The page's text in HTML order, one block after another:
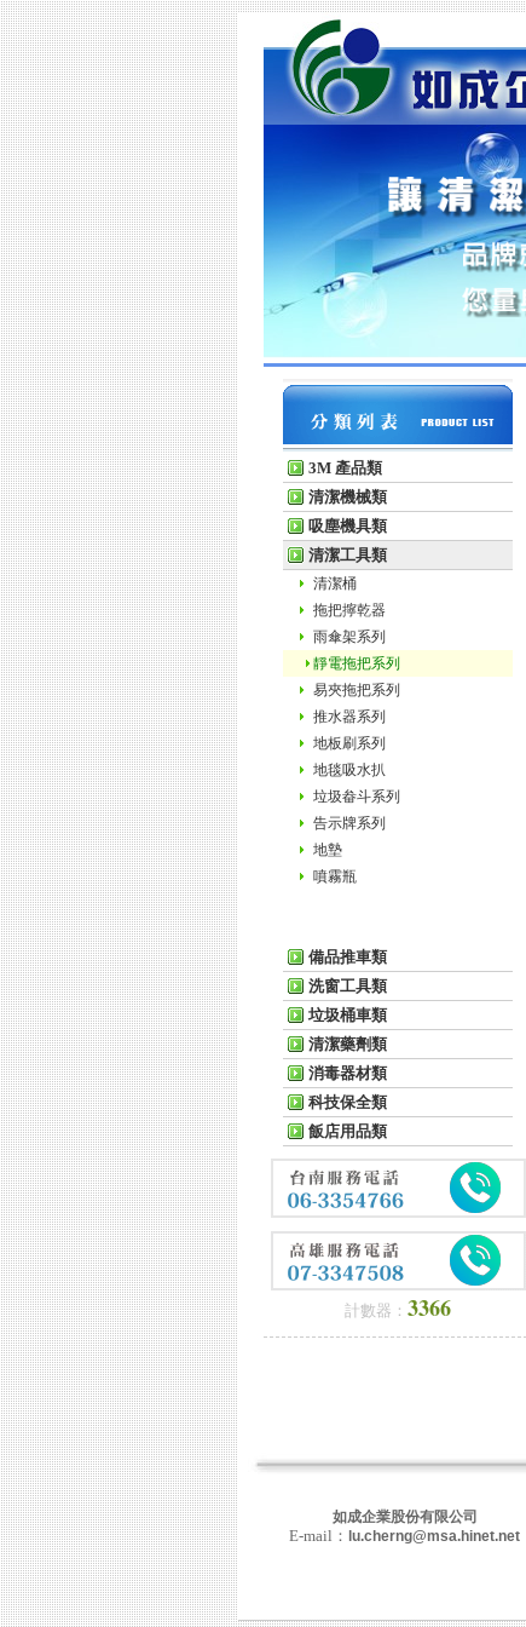
3M 產品類
清潔機械類
吸塵機具類
清潔工具類
清潔桶
拖把擰乾器
雨傘架系列
靜電拖把系列
易夾拖把系列
推水器系列
地板刷系列
地毯吸水扒
垃圾畚斗系列
告示牌系列
地墊
噴霧瓶
備品推車類
洗窗工具類
垃圾桶車類
清潔藥劑類
消毒器材類
科技保全類
飯店用品類
計數器： 3366
如成企業股份有限公司
E-mail： lu.cherng@msa.hinet.net